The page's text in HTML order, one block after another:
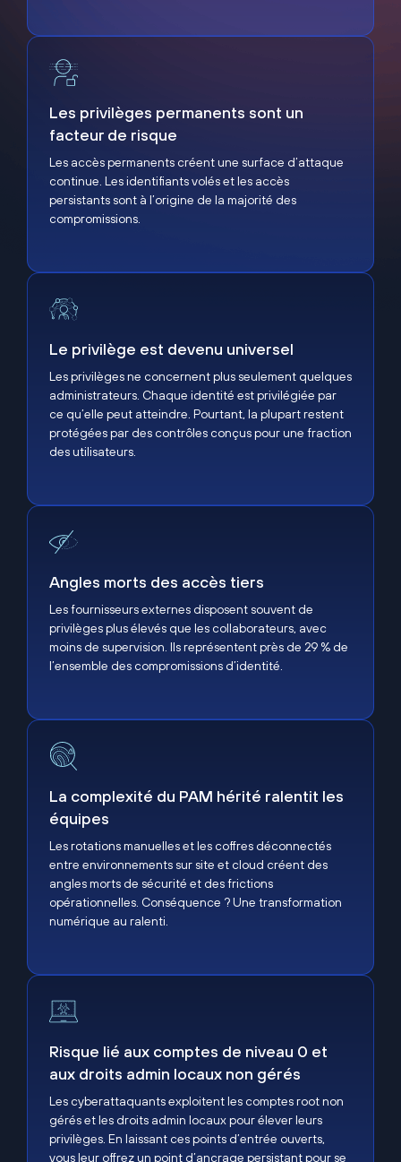
Les privilèges permanents sont un facteur de risque
Les privilèges permanents sont un
facteur de risque
Les accès permanents créent une surface d’attaque
continue. Les identifiants volés et les accès
persistants sont à l’origine de la majorité des
compromissions.
Le privilège est devenu universel
Le privilège est devenu universel
Les privilèges ne concernent plus seulement quelques
administrateurs. Chaque identité est privilégiée par
ce qu’elle peut atteindre. Pourtant, la plupart restent
protégées par des contrôles conçus pour une fraction
des utilisateurs.
Angles morts des accès tiers
Angles morts des accès tiers
Les fournisseurs externes disposent souvent de
privilèges plus élevés que les collaborateurs, avec
moins de supervision. Ils représentent près de 29 % de
l’ensemble des compromissions d’identité.
La complexité du PAM hérité ralentit les équipes
La complexité du PAM hérité ralentit les
équipes
Les rotations manuelles et les coffres déconnectés
entre environnements sur site et cloud créent des
angles morts de sécurité et des frictions
opérationnelles. Conséquence ? Une transformation
numérique au ralenti.
Risque lié aux comptes de niveau 0 et aux droits
Risque lié aux comptes de niveau 0 et
aux droits admin locaux non gérés
Les cyberattaquants exploitent les comptes root non
gérés et les droits admin locaux pour élever leurs
privilèges. En laissant ces points d’entrée ouverts,
vous leur offrez un point d’ancrage persistant pour se